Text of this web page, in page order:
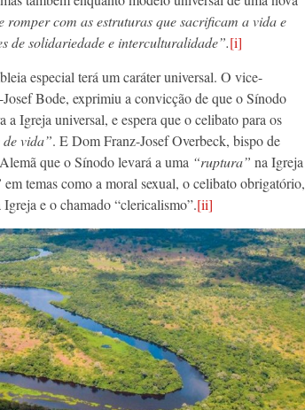
romper com as estruturas que sacrificam a vida e
de solidariedade e interculturalidade”.[i]
especial terá um caráter universal. O vice-
Bode, exprimiu a convicção de que o Sínodo
a Igreja universal, e espera que o celibato para os
vida”. E Dom Franz-Josef Overbeck, bispo de
que o Sínodo levará a uma “ruptura” na Igreja
em temas como a moral sexual, o celibato obrigatório,
e o chamado “clericalismo”.[ii]